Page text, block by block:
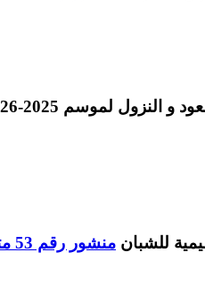
منشور رقم 53 متعلق باللوائح التنظيمية للشبان